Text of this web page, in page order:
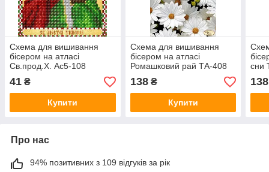
Схема для вишивання
бісером на атласі
Св.прод.X. Ас5-108
41 ₴
Купити
Схема для вишивання
бісером на атласі
Ромашковий рай ТА-408
138₴
Купити
сни
138
Про нас
94% позитивних з 109 відгуків за рік